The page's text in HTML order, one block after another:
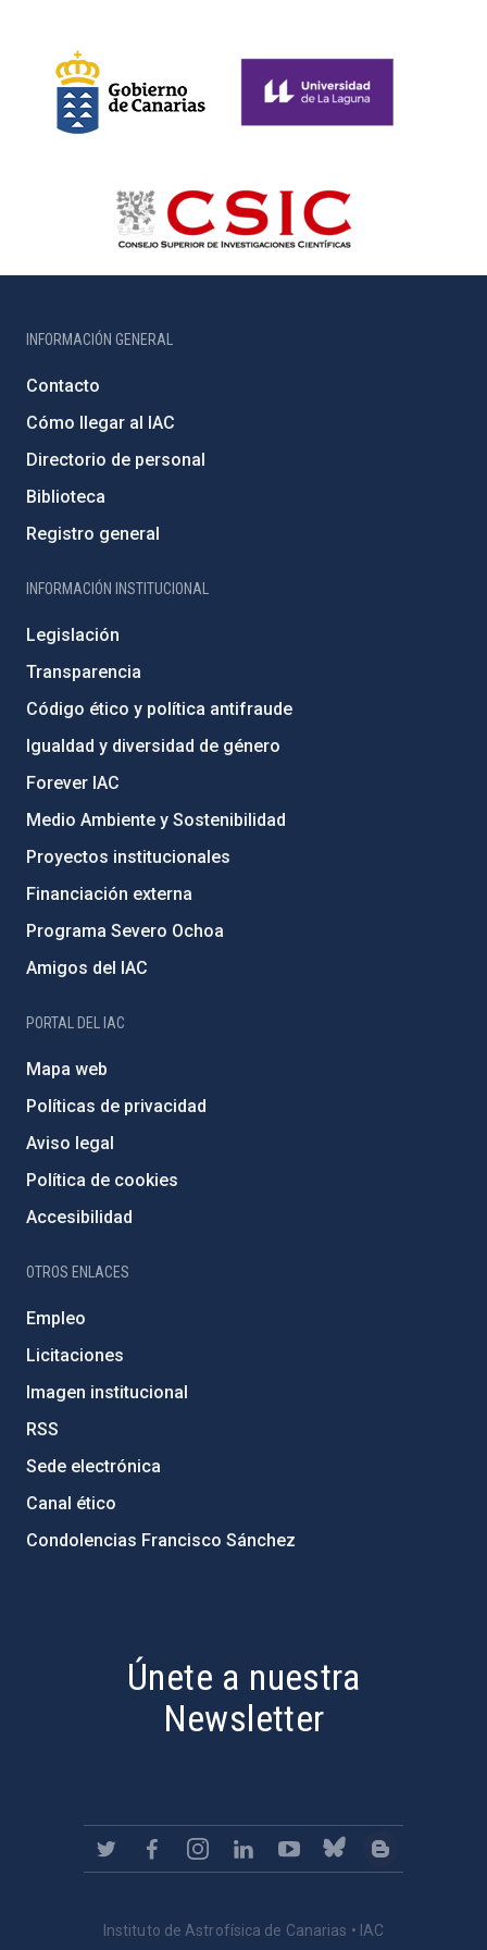
INFORMACIÓN GENERAL
Contacto
Cómo llegar al IAC
Directorio de personal
Biblioteca
Registro general
INFORMACIÓN INSTITUCIONAL
Legislación
Transparencia
Código ético y política antifraude
Igualdad y diversidad de género
Forever IAC
Medio Ambiente y Sostenibilidad
Proyectos institucionales
Financiación externa
Programa Severo Ochoa
Amigos del IAC
PORTAL DEL IAC
Mapa web
Políticas de privacidad
Aviso legal
Política de cookies
Accesibilidad
OTROS ENLACES
Empleo
Licitaciones
Imagen institucional
RSS
Sede electrónica
Canal ético
Condolencias Francisco Sánchez
Únete a nuestra
Newsletter
Instituto de Astrofísica de Canarias • IAC